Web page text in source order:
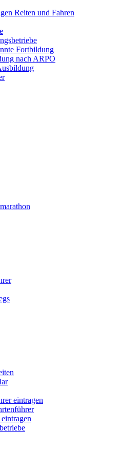
Reiten und Fahren
Fortbildung
nach ARPO
eintragen